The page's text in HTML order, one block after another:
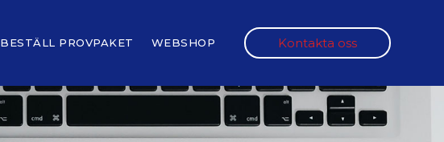
BESTÄLL PROVPAKET WEBSHOP Kontakta oss